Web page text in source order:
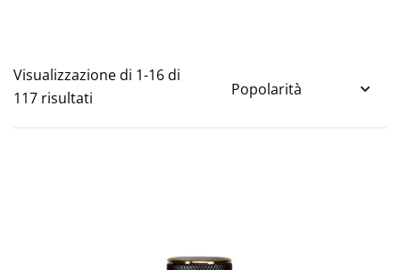
Visualizzazione di 1-16 di
117 risultati